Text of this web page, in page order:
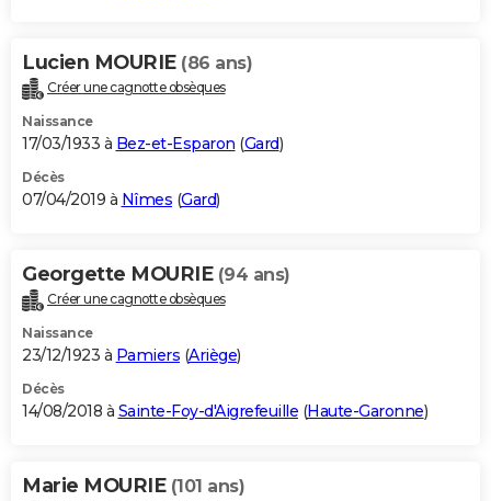
Lucien MOURIE (86 ans)
Créer une cagnotte obsèques
Naissance
17/03/1933 à Bez-et-Esparon (Gard)
Décès
07/04/2019 à Nîmes (Gard)
Georgette MOURIE (94 ans)
Créer une cagnotte obsèques
Naissance
23/12/1923 à Pamiers (Ariège)
Décès
14/08/2018 à Sainte-Foy-d'Aigrefeuille (Haute-Garonne)
Marie MOURIE (101 ans)